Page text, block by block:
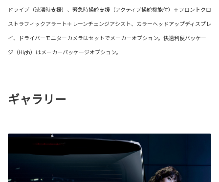
ドライブ（渋滞時支援）、緊急時操舵支援（アクティブ操舵機能付）＋フロントクロ
ストラフィックアラート＋レーンチェンジアシスト、カラーヘッドアップディスプレ
イ、ドライバーモニターカメラはセットでメーカーオプション。快適利便パッケー
ジ（High）はメーカーパッケージオプション。
ギャラリー